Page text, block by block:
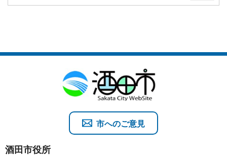
酒田市役所
市へのご意見